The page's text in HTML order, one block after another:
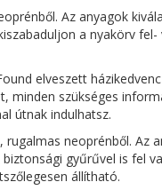
Az anyagok
a nyakörv fel-
elveszett
minden szükséges
útnak indulhatsz.
neoprénből. Az
gyűrűvel is fel
állítható.